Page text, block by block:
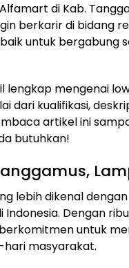
di Kab.
berkarir di bidang
untuk bergabung
lengkap mengenai
dari kualifikasi,
artikel ini
butuhkan!
lebih dikenal
Dengan
untuk
masyarakat.